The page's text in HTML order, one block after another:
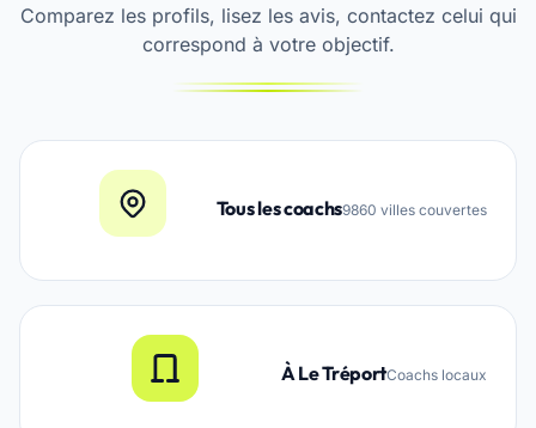
Comparez les profils, lisez les avis, contactez celui qui
correspond à votre objectif.
Tous les coachs9860 villes couvertes
À Le TréportCoachs locaux